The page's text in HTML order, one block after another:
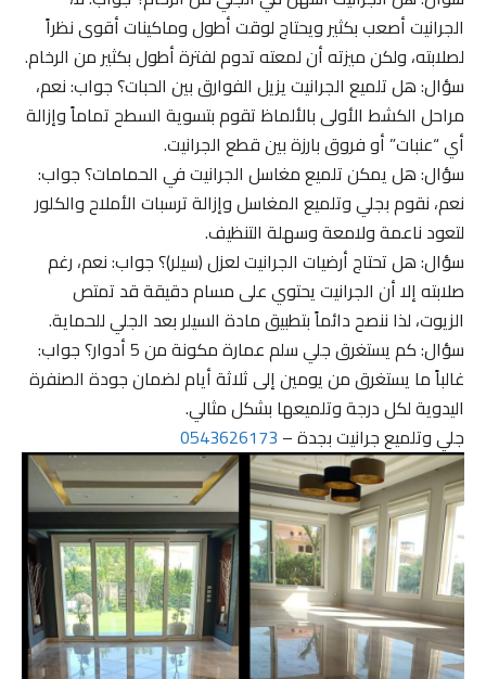
الجرانيت أصعب بكثير ويحتاج لوقت أطول وماكينات أقوى نظراً
لصلابته، ولكن ميزته أن لمعته تدوم لفترة أطول بكثير من الرخام.
سؤال: هل تلميع الجرانيت يزيل الفوارق بين الحبات؟ جواب: نعم،
مراحل الكشط الأولى بالألماظ تقوم بتسوية السطح تماماً وإزالة
أي “عنبات” أو فروق بارزة بين قطع الجرانيت.
سؤال: هل يمكن تلميع مغاسل الجرانيت في الحمامات؟ جواب:
نعم، نقوم بجلي وتلميع المغاسل وإزالة ترسبات الأملاح والكلور
لتعود ناعمة ولامعة وسهلة التنظيف.
سؤال: هل تحتاج أرضيات الجرانيت لعزل (سيلر)؟ جواب: نعم، رغم
صلابته إلا أن الجرانيت يحتوي على مسام دقيقة قد تمتص
الزيوت، لذا ننصح دائماً بتطبيق مادة السيلر بعد الجلي للحماية.
سؤال: كم يستغرق جلي سلم عمارة مكونة من 5 أدوار؟ جواب:
غالباً ما يستغرق من يومين إلى ثلاثة أيام لضمان جودة الصنفرة
اليدوية لكل درجة وتلميعها بشكل مثالي.
جلي وتلميع جرانيت بجدة –0543626173